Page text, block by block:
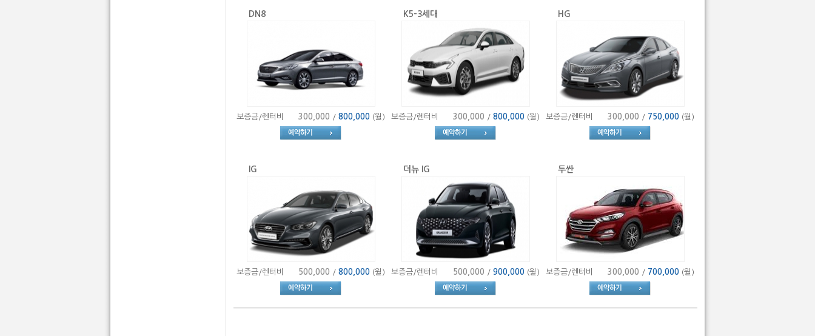
DN8
보증금/렌터비 300,000 / 800,000 (월)
K5-3세대
보증금/렌터비 300,000 / 800,000 (월)
HG
보증금/렌터비 300,000 / 750,000 (월)
IG
보증금/렌터비 500,000 / 800,000 (월)
더뉴 IG
보증금/렌터비 500,000 / 900,000 (월)
투싼
보증금/렌터비 300,000 / 700,000 (월)